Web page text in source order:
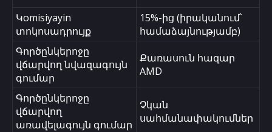
Կomisiyayin
տոկոսադրույք
15%-ից (իրականում՝
համաձայնությամբ)
Գործընկերոջը
վճարվող նվազագույն
գումար
Քառասուն հազար
AMD
Գործընկերոջը
վճարվող
առավելագույն գումար
Չկան
սահմանափակումներ